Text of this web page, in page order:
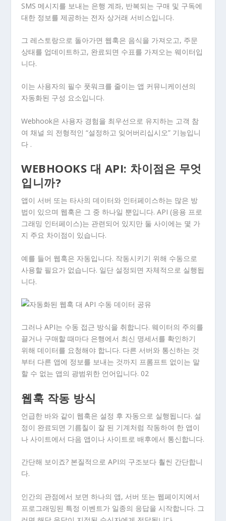
SMS 메시지를 보내는 은행 계좌, 반복되는 구매 및 구독에
대한 정보를 제공하는 전자 상거래 서비스입니다.
그 레스토랑으로 돌아가면 웹훅은 음식을 가져오고, 주문
상태를 업데이트하고, 완료되면 수표를 가져오는 웨이터입
니다.
이는 사용자의 필수 풋워크를 줄이는 앱 커뮤니케이션의
자동화된 구성 요소입니다.
Webhook은 사용자 경험을 최우선으로 유지하는 고객 참
여 채널 의 전형적인 “설정하고 잊어버리십시오” 기능입니
다 .
WEBHOOKS 대 API: 차이점은 무엇
입니까?
앱이 서버 또는 타사의 데이터와 인터페이스하는 많은 방
법이 있으며 웹훅은 그 중 하나일 뿐입니다. API (응용 프로
그래밍 인터페이스)는 관련되어 있지만 둘 사이에는 몇 가
지 주요 차이점이 있습니다.
예를 들어 웹훅은 자동입니다. 작동시키기 위해 수동으로
사용할 필요가 없습니다. 일단 설정되면 자체적으로 실행됩
니다.
그러나 API는 수동 접근 방식을 취합니다. 웨이터의 주의를
끌거나 구매할 때마다 은행에서 최신 명세서를 확인하기
위해 데이터를 요청해야 합니다. 다른 서버와 통신하는 것
부터 다른 앱에 정보를 보내는 것까지 프롬프트 없이는 말
할 수 없는 앱의 광범위한 언어입니다. 02
웹훅 작동 방식
언급한 바와 같이 웹훅은 설정 후 자동으로 실행됩니다. 설
정이 완료되면 기름칠이 잘 된 기계처럼 작동하여 한 앱이
나 사이트에서 다음 앱이나 사이트로 배후에서 통신합니다.
간단해 보이죠? 본질적으로 API의 구조보다 훨씬 간단합니
다.
인간의 관점에서 보면 하나의 앱, 서버 또는 웹페이지에서
프로그래밍된 특정 이벤트가 일종의 응답을 시작합니다. 그